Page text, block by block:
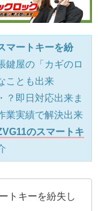
マートキーを紛
鍵屋の「カギのロ
ことも出来
？即日対応出来ま
業実績で解決出来
のスマートキ
トキーを紛失し